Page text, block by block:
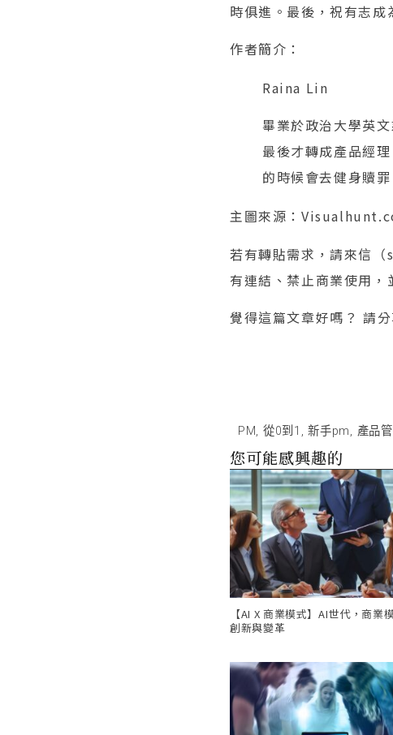
時俱進。最後，祝有志成
作者簡介：
Raina Lin
畢業於政治大學英
最後才轉成產品經
的時候會去健身贖罪
主圖來源：
若有轉貼需求，請來信
有連結、禁止商業使用，
覺得這篇文章好嗎？ 請
PM, 從0到1 ,新手pm, 產品
您可能感興趣的
【AI X 商業模式】AI世代，商業
創新與變革